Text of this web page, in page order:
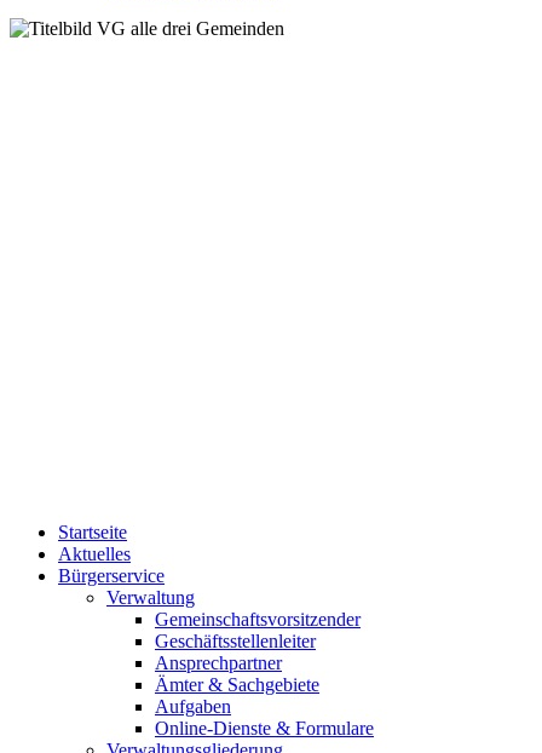
Startseite
Aktuelles
Bürgerservice
Verwaltung
Gemeinschaftsvorsitzender
Geschäftsstellenleiter
Ansprechpartner
Ämter & Sachgebiete
Aufgaben
Online-Dienste & Formulare